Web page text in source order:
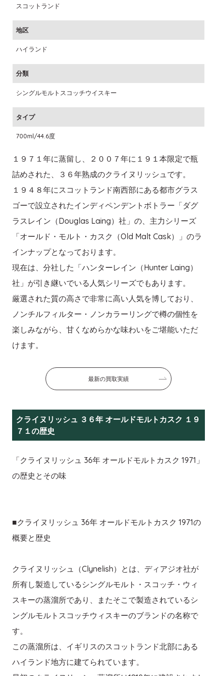
スコットランド
地区
ハイランド
分類
シングルモルトスコッチウイスキー
タイプ
700ml/44.6度
１９７１年に蒸留し、２００７年に１９１本限定で瓶
詰めされた、３６年熟成のクライヌリッシュです。
１９４８年にスコットランド南西部にある都市グラス
ゴーで設立されたインディペンデントボトラー「ダグ
ラスレイン（Douglas Laing）社」の、主力シリーズ
「オールド・モルト・カスク（Old Malt Cask）」のラ
インナップとなっております。
現在は、分社した「ハンターレイン（Hunter Laing）
社」が引き継いでいる人気シリーズでもあります。
厳選された質の高さで非常に高い人気を博しており、
ノンチルフィルター・ノンカラーリングで樽の個性を
楽しみながら、甘くなめらかな味わいをご堪能いただ
けます。
最新の買取実績
クライヌリッシュ ３６年 オールドモルトカスク １９
７１の歴史
「クライヌリッシュ 36年 オールドモルトカスク 1971」
の歴史とその味
■クライヌリッシュ 36年 オールドモルトカスク 1971の
概要と歴史
クライヌリッシュ（Clynelish）とは、ディアジオ社が
所有し製造しているシングルモルト・スコッチ・ウィ
スキーの蒸溜所であり、またそこで製造されているシ
ングルモルトスコッチウィスキーのブランドの名称で
す。
この蒸溜所は、イギリスのスコットランド北部にある
ハイランド地方に建てられています。